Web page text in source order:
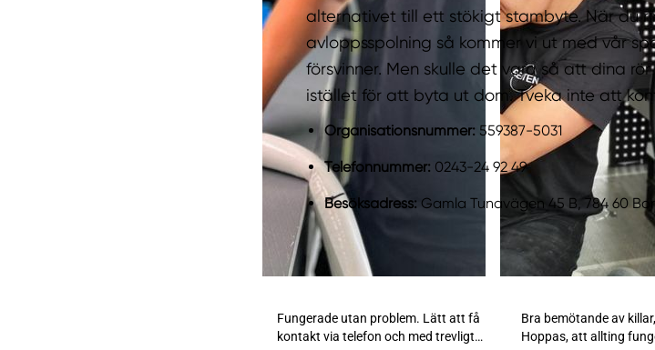
alternativet till ett stökigt stambyte. När du
avloppsspolning så kommer vi ut med vår
försvinner. Men skulle det vara så att dina
istället för att byta ut dom. Tveka inte att
Organisationsnummer: 559387-5031
Telefonnummer: 0243-24 92 49
Besöksadress: Gamla Tunavägen 45 B, 784 60